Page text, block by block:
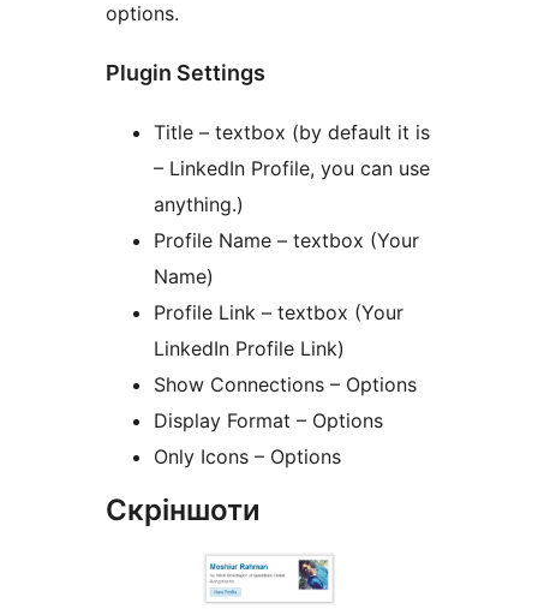
options.
Plugin Settings
Title – textbox (by default it is
– LinkedIn Profile, you can use
anything.)
Profile Name – textbox (Your
Name)
Profile Link – textbox (Your
LinkedIn Profile Link)
Show Connections – Options
Display Format – Options
Only Icons – Options
Скріншоти